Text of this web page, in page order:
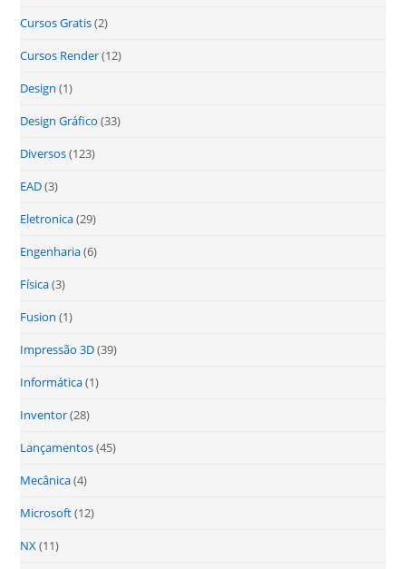
Cursos Gratis(2)
Cursos Render(12)
Design (1)
Design Gráfico (33)
Diversos(123)
EAD(3)
Eletronica(29)
Engenharia(6)
Física(3)
Fusion (1)
Impressão 3D(39)
Informática(1)
Inventor(28)
Lançamentos(45)
Mecânica(4)
Microsoft(12)
NX(11)